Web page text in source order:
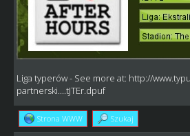
Liga typerów- See more at: http://
partnerski....tJTEr.dpuf
Strona WWW Szukaj